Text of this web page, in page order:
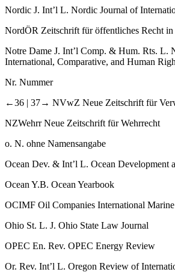
Nordic J. Int’l L. Nordic Journal of
NordÖR Zeitschrift für öffentliches Recht
Notre Dame J. Int’l Comp. & Hum. Rts. L.
International, Comparative, and Human
Nr. Nummer
←36 | 37→ NVwZ Neue Zeitschrift für
NZWehrr Neue Zeitschrift für Wehrrecht
o. N. ohne Namensangabe
Ocean Dev. & Int’l L. Ocean Development
Ocean Y.B. Ocean Yearbook
OCIMF Oil Companies International
Ohio St. L. J. Ohio State Law Journal
OPEC En. Rev. OPEC Energy Review
Or. Rev. Int’l L. Oregon Review of